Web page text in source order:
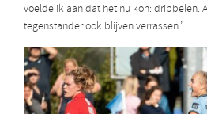
voelde ik aan dat het nu kon: dribbelen.
tegenstander ook blijven verrassen.’